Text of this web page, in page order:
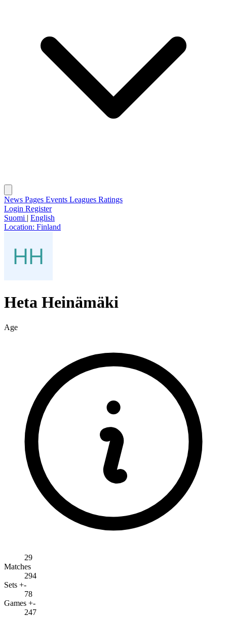
News Pages Events Leagues Ratings
Login Register
Suomi | English
Location: Finland
Heta Heinämäki
Age
29
Matches
294
Sets +-
78
Games +-
247